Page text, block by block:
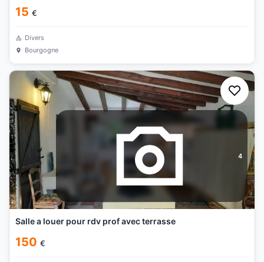
15 €
Divers
Bourgogne
4
Salle a louer pour rdv prof avec terrasse
150 €